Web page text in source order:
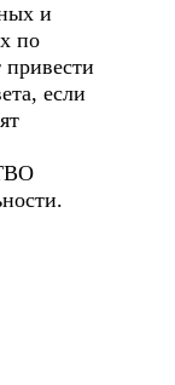
и
по
если